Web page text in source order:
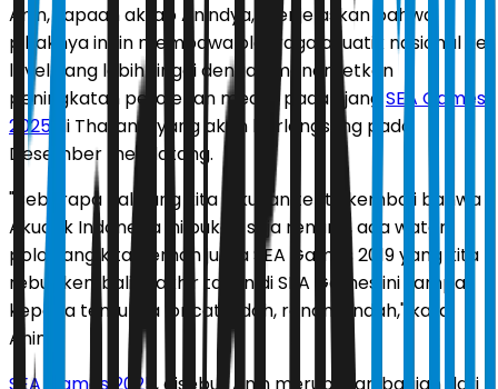
Anin, sapaan akrab Anindya, menjelaskan bahwa
pihaknya ingin membawa olahraga akuatik nasional ke
level yang lebih tinggi dengan menargetkan
peningkatan perolehan medali pada ajang SEA Games
2025 di Thailand, yang akan berlangsung pada
Desember mendatang.
"Beberapa hal yang kita lakukan tentu kembali bahwa
Akuatik Indonesia ini bukan saja renang, ada water
polo yang kita pernah juara SEA Games 2019 yang kita
rebut kembali di akhir tahun di SEA Games ini sampai
kepada tentunya loncat indah, renang indah," kata
Anin.
SEA Games 2025 , disebut Anin merupakan bagian dari